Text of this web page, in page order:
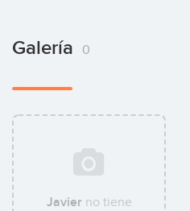
Galería 0
Javier no tiene